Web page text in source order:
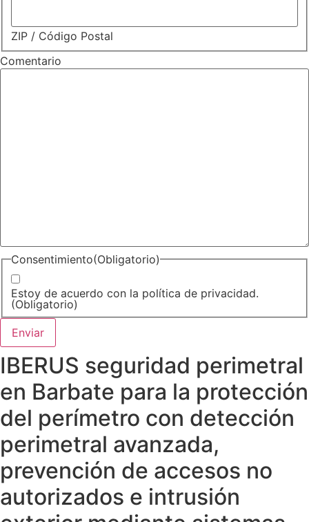
ZIP / Código Postal
Comentario
Consentimiento(Obligatorio)
Estoy de acuerdo con la política de privacidad.
(Obligatorio)
IBERUS seguridad perimetral
en Barbate para la protección
del perímetro con detección
perimetral avanzada,
prevención de accesos no
autorizados e intrusión